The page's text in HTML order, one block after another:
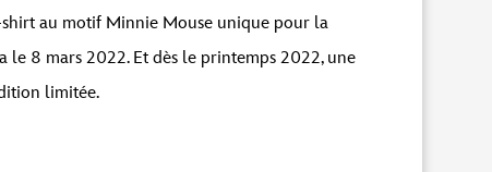
sur le bouton ci-dessous. Veuillez noter
shirt au motif Minnie Mouse unique pour la
le 8 mars 2022. Et dès le printemps 2022, une
limitée.